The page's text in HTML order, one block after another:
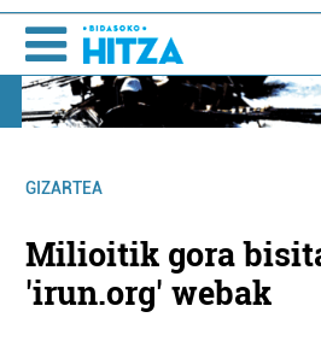
GIZARTEA
Milioitik gora
'irun.org' webak